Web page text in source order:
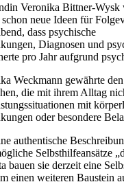
Veronika Bittner-Wysk
schon neue Ideen für
dass psychische
Diagnosen und
pro Jahr aufgrund
Weckmann gewährte
die mit ihrem Alltag
mit
oder besondere
authentische
Selbsthilfeansätze
bauen sie derzeit eine
einen weiteren Baustein